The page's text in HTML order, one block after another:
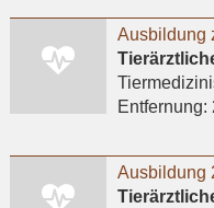
Entfernung: